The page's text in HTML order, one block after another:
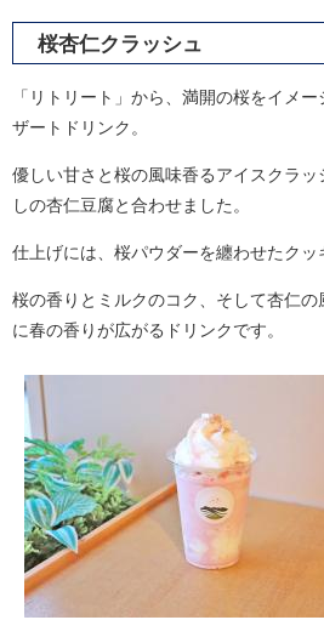
桜杏仁クラッシュ
「リトリート」から、満開の桜をイメ
ザートドリンク。
優しい甘さと桜の風味香るアイスクラ
しの杏仁豆腐と合わせました。
仕上げには、桜パウダーを纏わせたクッ
桜の香りとミルクのコク、そして杏仁の
に春の香りが広がるドリンクです。